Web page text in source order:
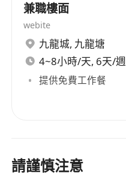
兼職樓面
webite
九龍城, 九龍塘
4~8小時/天, 6天/週
提供免費工作餐
請謹慎注意